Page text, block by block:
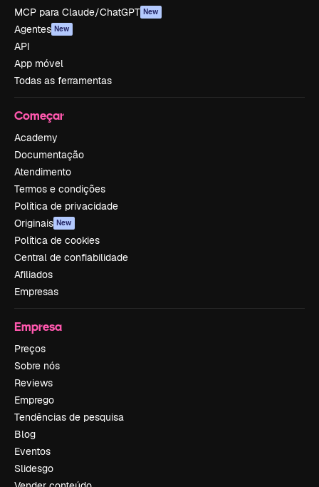
MCP para Claude/ChatGPT New
Agentes New
API
App móvel
Todas as ferramentas
Começar
Academy
Documentação
Atendimento
Termos e condições
Política de privacidade
Originais New
Política de cookies
Central de confiabilidade
Afiliados
Empresas
Empresa
Preços
Sobre nós
Reviews
Emprego
Tendências de pesquisa
Blog
Eventos
Slidesgo